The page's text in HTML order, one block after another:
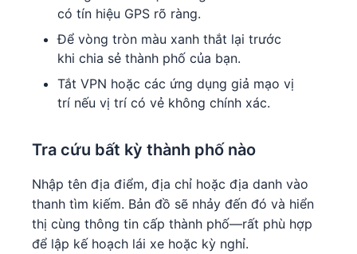
có tín hiệu GPS rõ ràng.
Để vòng tròn màu xanh thắt lại trước
khi chia sẻ thành phố của bạn.
Tắt VPN hoặc các ứng dụng giả mạo vị
trí nếu vị trí có vẻ không chính xác.
Tra cứu bất kỳ thành phố nào
Nhập tên địa điểm, địa chỉ hoặc địa danh vào
thanh tìm kiếm. Bản đồ sẽ nhảy đến đó và hiển
thị cùng thông tin cấp thành phố—rất phù hợp
để lập kế hoạch lái xe hoặc kỳ nghỉ.